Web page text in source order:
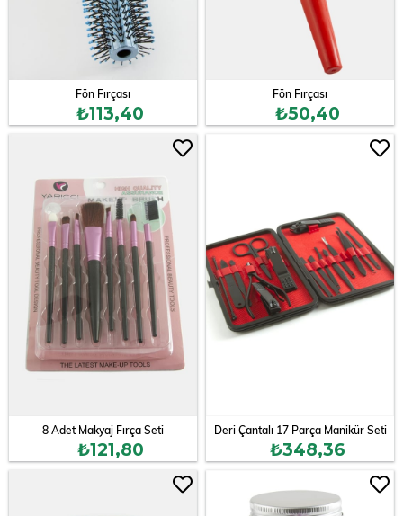
Fön Fırçası
₺113,40
Fön Fırçası
₺50,40
8 Adet Makyaj Fırça Seti
₺121,80
Deri Çantalı 17 Parça Manikür Seti
₺348,36